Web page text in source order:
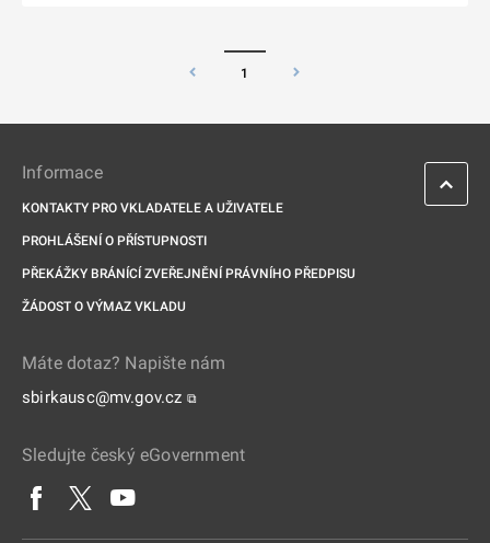
1
Informace
KONTAKTY PRO VKLADATELE A UŽIVATELE
PROHLÁŠENÍ O PŘÍSTUPNOSTI
PŘEKÁŽKY BRÁNÍCÍ ZVEŘEJNĚNÍ PRÁVNÍHO PŘEDPISU
ŽÁDOST O VÝMAZ VKLADU
Máte dotaz? Napište nám
sbirkausc@mv.gov.cz ⧉
Sledujte český eGovernment